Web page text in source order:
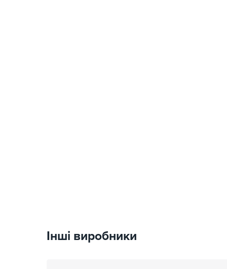
Інші виробники